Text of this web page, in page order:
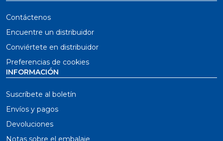
Contáctenos
Encuentre un distribuidor
Conviértete en distribuidor
Preferencias de cookies
INFORMACIÓN
Suscríbete al boletín
Envíos y pagos
Devoluciones
Notas sobre el embalaje